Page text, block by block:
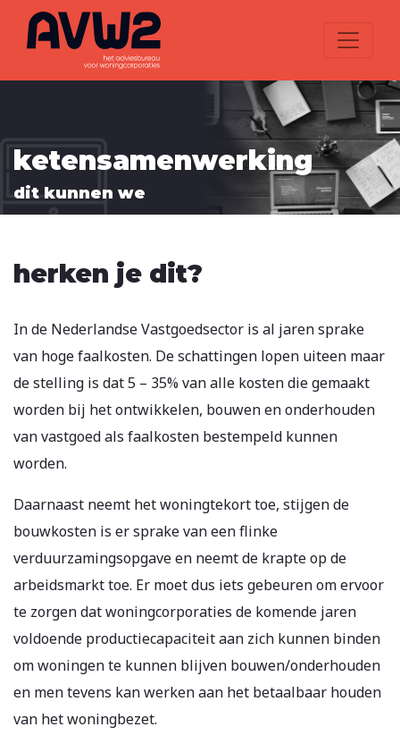
ketensamenwerking
dit kunnen we
herken je dit?
In de Nederlandse Vastgoedsector is al jaren sprake
van hoge faalkosten. De schattingen lopen uiteen maar
de stelling is dat 5 – 35% van alle kosten die gemaakt
worden bij het ontwikkelen, bouwen en onderhouden
van vastgoed als faalkosten bestempeld kunnen
worden.
Daarnaast neemt het woningtekort toe, stijgen de
bouwkosten is er sprake van een flinke
verduurzamingsopgave en neemt de krapte op de
arbeidsmarkt toe. Er moet dus iets gebeuren om ervoor
te zorgen dat woningcorporaties de komende jaren
voldoende productiecapaciteit aan zich kunnen binden
om woningen te kunnen blijven bouwen/onderhouden
en men tevens kan werken aan het betaalbaar houden
van het woningbezet.